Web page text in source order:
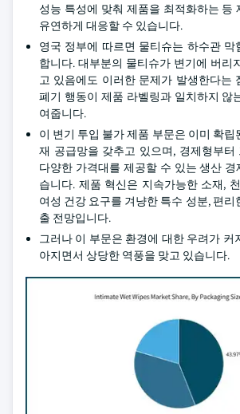
성능 특성에 맞춰 제품을 최적화하는 등
유연하게 대응할 수 있습니다.
영국 정부에 따르면 물티슈는 하수관 막
합니다. 대부분의 물티슈가 변기에 버리
고 있음에도 이러한 문제가 발생한다는
폐기 행동이 제품 라벨링과 일치하지 않
여줍니다.
이 변기 투입 불가 제품 부문은 이미 확립
재 공급망을 갖추고 있으며, 경제형부터
다양한 가격대를 제공할 수 있는 생산 경
습니다. 제품 혁신은 지속가능한 소재,
여성 건강 요구를 겨냥한 특수 성분, 편리
출 전망입니다.
그러나 이 부문은 환경에 대한 우려가 커
아지면서 상당한 역풍을 맞고 있습니다.